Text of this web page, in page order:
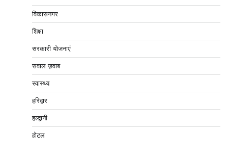
विकासनगर
शिक्षा
सरकारी योजनाएं
सवाल ज़वाब
स्वास्थ्य
हरिद्वार
हल्द्वानी
होटल